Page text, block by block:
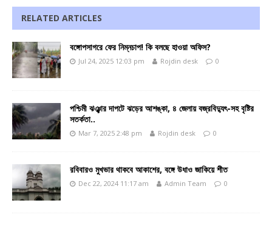
RELATED ARTICLES
বঙ্গোপসাগরে ফের নিম্নচাপ! কি বলছে হাওয়া অফিস?
Jul 24, 2025 12:03 pm Rojdin desk 0
পশ্চিমী ঝঞ্ঝার দাপটে ঝড়ের আশঙ্কা, ৪ জেলায় বজ্রবিদ্যুৎ-সহ বৃষ্টির
সতর্কতা..
Mar 7, 2025 2:48 pm Rojdin desk 0
রবিবারও মুখভার থাকবে আকাশের, বঙ্গে উধাও জাকিয়ে শীত
Dec 22, 2024 11:17 am Admin Team 0